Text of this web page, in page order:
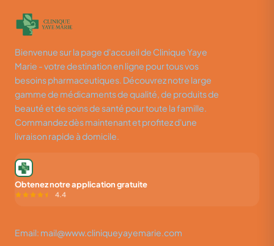
Bienvenue sur la page d'accueil de Clinique Yaye
Marie - votre destination en ligne pour tous vos
besoins pharmaceutiques. Découvrez notre large
gamme de médicaments de qualité, de produits de
beauté et de soins de santé pour toute la famille.
Commandez dès maintenant et profitez d'une
livraison rapide à domicile.
Obtenez notre application gratuite
4.4
Email: mail@www.cliniqueyayemarie.com